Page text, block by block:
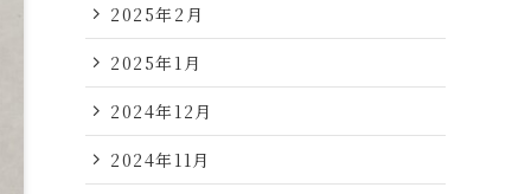
2025年2月
2025年1月
2024年12月
2024年11月